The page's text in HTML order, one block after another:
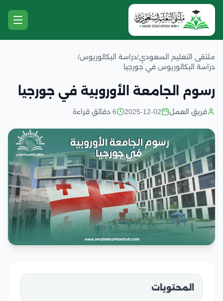
ملتقى التعليم السعودي/دراسة البكالوريوس/
دراسة البكالوريوس في جورجيا
رسوم الجامعة الأوروبية في جورجيا
فريق العمل 2025-12-02 6 دقائق قراءة
المحتويات